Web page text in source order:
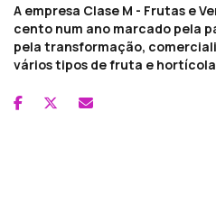
A empresa Clase M - Frutas e
cento num ano marcado pela
pela transformação,
vários tipos de fruta e